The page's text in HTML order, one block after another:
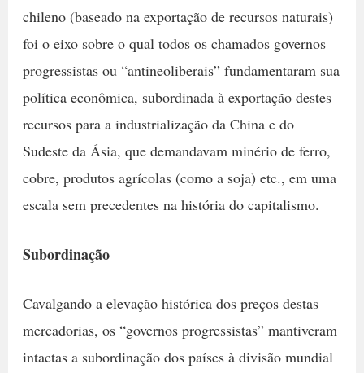
chileno (baseado na exportação de recursos naturais)
foi o eixo sobre o qual todos os chamados governos
progressistas ou “antineoliberais” fundamentaram sua
política econômica, subordinada à exportação destes
recursos para a industrialização da China e do
Sudeste da Ásia, que demandavam minério de ferro,
cobre, produtos agrícolas (como a soja) etc., em uma
escala sem precedentes na história do capitalismo.
Subordinação
Cavalgando a elevação histórica dos preços destas
mercadorias, os “governos progressistas” mantiveram
intactas a subordinação dos países à divisão mundial